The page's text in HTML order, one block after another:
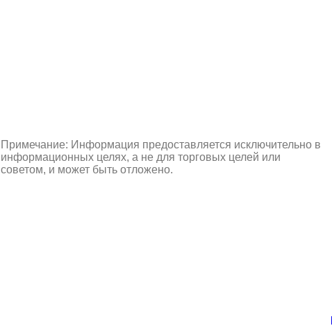
Примечание: Информация предоставляется исключительно в
информационных целях, а не для торговых целей или
советом, и может быть отложено.